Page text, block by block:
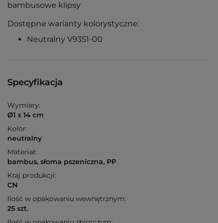
bambusowe klipsy
Dostępne warianty kolorystyczne:
Neutralny V9351-00
Specyfikacja
Wymiary:
Ø1 x 14 cm
Kolor:
neutralny
Materiał:
bambus, słoma pszeniczna, PP
Kraj produkcji:
CN
Ilość w opakowaniu wewnętrznym:
25 szt.